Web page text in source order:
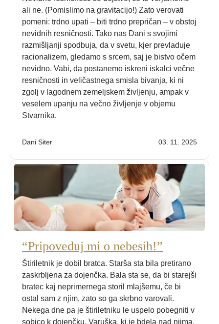
ali ne. (Pomislimo na gravitacijo!) Zato verovati
pomeni: trdno upati – biti trdno prepričan – v obstoj
nevidnih resničnosti. Tako nas Dani s svojimi
razmišljanji spodbuja, da v svetu, kjer prevladuje
racionalizem, gledamo s srcem, saj je bistvo očem
nevidno. Vabi, da postanemo iskreni iskalci večne
resničnosti in veličastnega smisla bivanja, ki ni
zgolj v lagodnem zemeljskem življenju, ampak v
veselem upanju na večno življenje v objemu
Stvarnika.
Dani Siter 03. 11. 2025
“Pripoveduj mi o nebesih!”
Štiriletnik je dobil bratca. Starša sta bila pretirano
zaskrbljena za dojenčka. Bala sta se, da bi starejši
bratec kaj neprimernega storil mlajšemu, če bi
ostal sam z njim, zato so ga skrbno varovali.
Nekega dne pa je štiriletniku le uspelo pobegniti v
sobico k dojenčku. Varuška, ki je bdela nad njima,